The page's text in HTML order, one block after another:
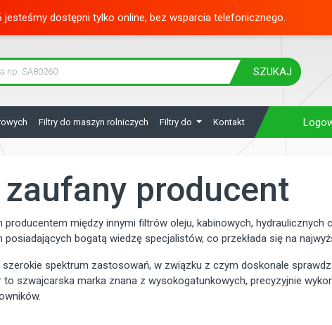
jesteśmy dostępni tylko online, bez wsparcia telefonicznego.
SZUKAJ
Filtry do maszyn rolniczych Filtry do Kontakt
zaufany producent
między innymi filtrów oleju, kabinowych, hydraulicznych
bogatą wiedzę specjalistów, co przekłada się na
spektrum zastosowań, w związku z czym doskonale
szwajcarska marka znana z wysokogatunkowych, precyzyjnie